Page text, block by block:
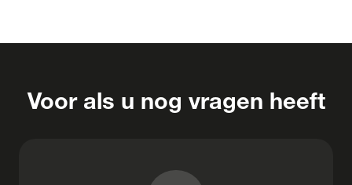
Voor als u nog vragen heeft